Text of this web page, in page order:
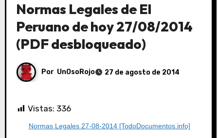
Normas Legales de El
Peruano de hoy 27/08/2014
(PDF desbloqueado)
Por UnOsoRojo 27 de agosto de 2014
Vistas: 336
Normas Legales 27-08-2014 [TodoDocumentos.info]